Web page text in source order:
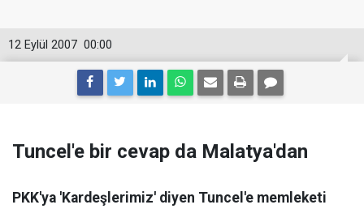
00:00
12 Eylül 2007
Tuncel'e bir cevap da Malatya'dan
PKK'ya 'Kardeşlerimiz' diyen Tuncel'e memleketi